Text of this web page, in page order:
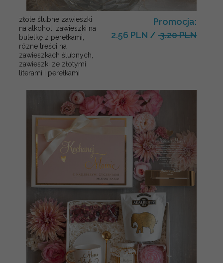
złote ślubne zawieszki
na alkohol, zawieszki na
butelkę z perełkami,
rózne treści na
zawieszkach ślubnych,
zawieszki ze złotymi
literami i perełkami
Promocja:
2.56 PLN / 3.20 PLN